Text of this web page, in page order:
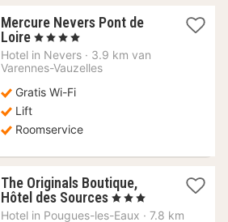
Mercure Nevers Pont de
Loire 1
nacht
vanaf
€
, 4 Sterren
Hotel in Nevers · 3.9 km van
Varennes-Vauzelles
Gratis Wi-Fi
Lift
Roomservice
The Originals Boutique,
Hôtel des Sources 1
nacht
, 3 Sterren
Hotel in Pougues-les-Eaux · 7.8 km